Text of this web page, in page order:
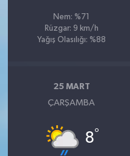
Nem: %71
Rüzgar: 9 km/h
Yağış Olasılığı: %88
25 MART
ÇARŞAMBA
8°